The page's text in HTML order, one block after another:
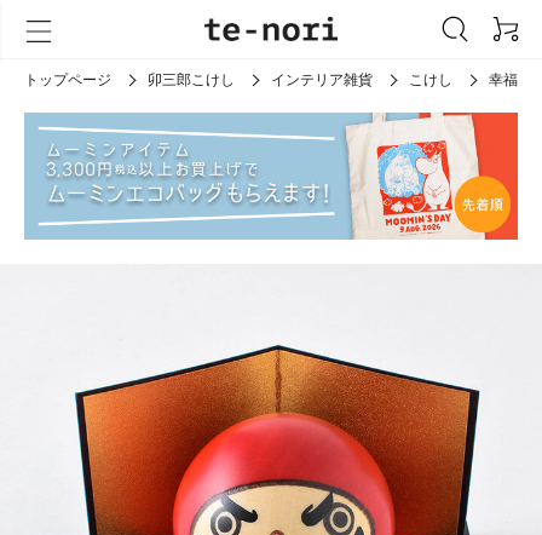
トップページ 卯三郎こけし インテリア雑貨 こけし 幸福ダ